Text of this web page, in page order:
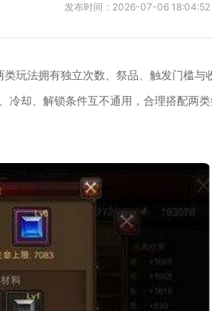
发布时间： 2026-07-06 18:04:52
玩法拥有独立次数、祭品、触发门槛与
冷却、解锁条件互不通用，合理搭配两